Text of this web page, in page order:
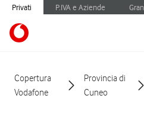
Privati P.IVA e Aziende
Copertura
Vodafone
Provincia di
Cuneo